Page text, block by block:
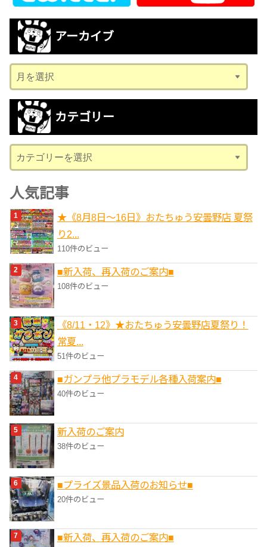
アーカイブ
ー
カ
ブ
カテゴリー
テ
ゴ
リ
ー
人気記事
★《8月8日～16日》おたちゅう安曇野店 夏祭
り2...
110件のビュー
■新入荷、再入荷のご案内■
108件のビュー
《8/11・12》★おたちゅう安曇野店夏祭り！
常夏...
51件のビュー
■ガンプラ他プラモデル各種入荷案内■
40件のビュー
新入荷のご案内
38件のビュー
■プライズ景品入荷のお知らせ■
20件のビュー
■新入荷、再入荷のご案内■